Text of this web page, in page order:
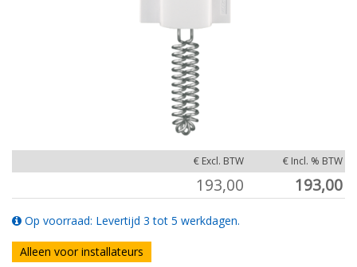
€ Excl. BTW € Incl. % BTW
193,00 193,00
Op voorraad: Levertijd 3 tot 5 werkdagen.
Alleen voor installateurs